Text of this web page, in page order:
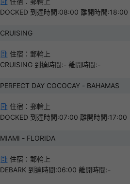
DOCKED 到達時間:08:00 離開時間:18:00
CRUISING
住宿：郵輪上
CRUISING 到達時間:- 離開時間:-
PERFECT DAY COCOCAY - BAHAMAS
住宿：郵輪上
DOCKED 到達時間:07:00 離開時間:17:00
MIAMI - FLORIDA
住宿：郵輪上
DEBARK 到達時間:06:00 離開時間:-